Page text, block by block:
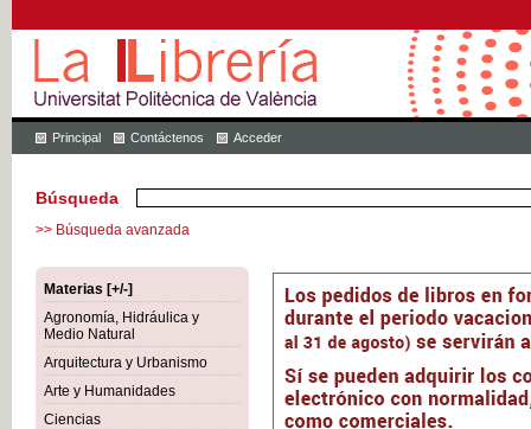
Principal Contáctenos Acceder
Búsqueda
>> Búsqueda avanzada
Materias [+/-]
Agronomía, Hidráulica y
Medio Natural
Arquitectura y Urbanismo
Arte y Humanidades
Ciencias